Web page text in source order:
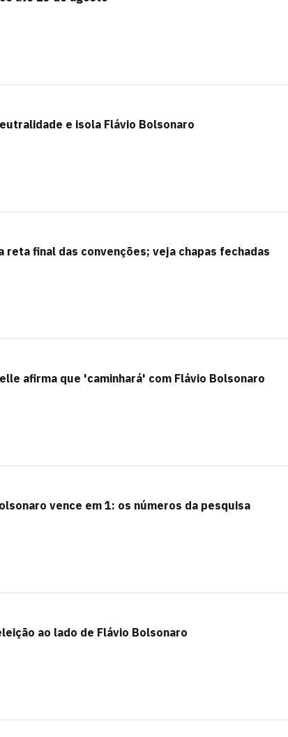
e isola Flávio Bolsonaro
reta final das convenções; veja chapas fechadas
afirma que 'caminhará' com Flávio Bolsonaro
vence em 1: os números da pesquisa
ao lado de Flávio Bolsonaro